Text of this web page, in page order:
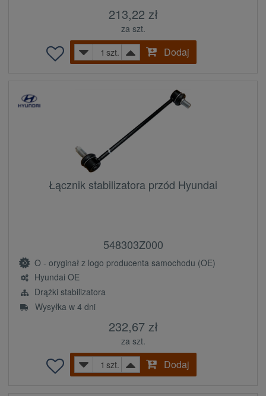
213,22 zł
za szt.
szt.
Dodaj
Łącznik stabilizatora przód Hyundai
548303Z000
O - oryginał z logo producenta samochodu (OE)
Hyundai OE
Drążki stabilizatora
Wysyłka w 4 dni
232,67 zł
za szt.
szt.
Dodaj